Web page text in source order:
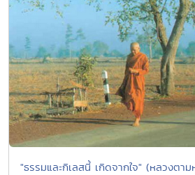
"ธรรมและกิเลสนี้ เกิดจากใจ" (หลวงต